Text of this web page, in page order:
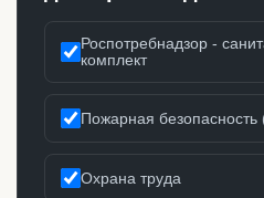
Роспотребнадзор -
комплект
Пожарная
Охрана труда